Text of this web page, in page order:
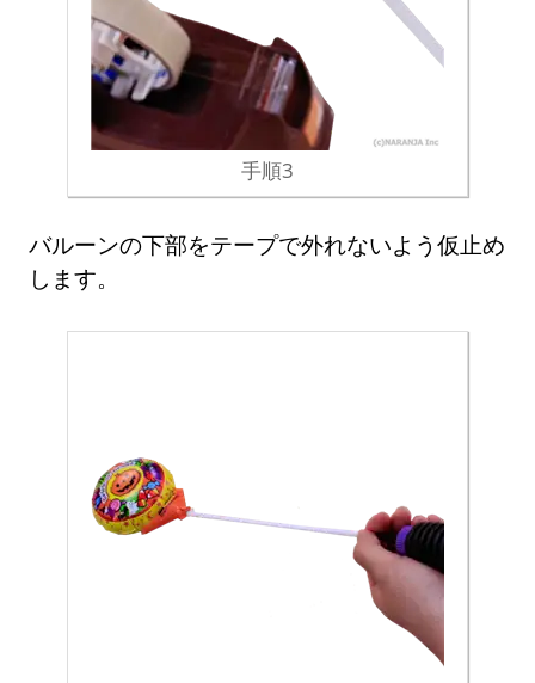
手順3
バルーンの下部をテープで外れないよう仮止め
します。